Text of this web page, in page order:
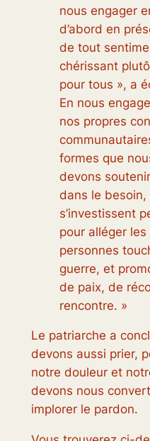
nous engager
d’abord en
de tout
chérissant
pour tous », a
En nous
nos propres
formes que
devons
dans le
s’investissent
pour alléger
personnes
guerre, et
de paix, de
rencontre. »
Le patriarche a
devons aussi prier,
notre douleur et
devons nous
implorer le pardon.